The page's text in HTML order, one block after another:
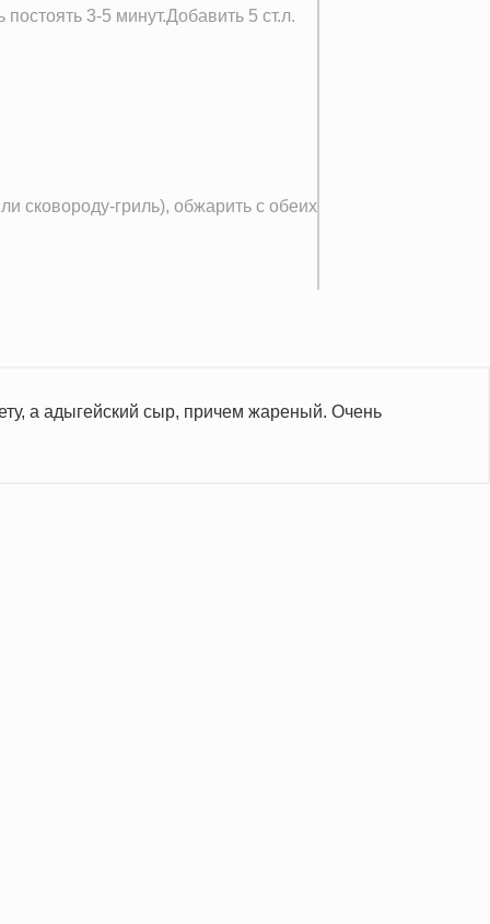
3-5 минут.Добавить 5 ст.л.
сковороду-гриль), обжарить с обеих
а адыгейский сыр, причем жареный. Очень